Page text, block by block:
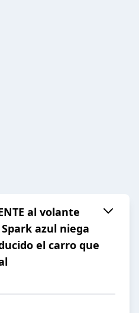
al volante
azul niega
el carro que